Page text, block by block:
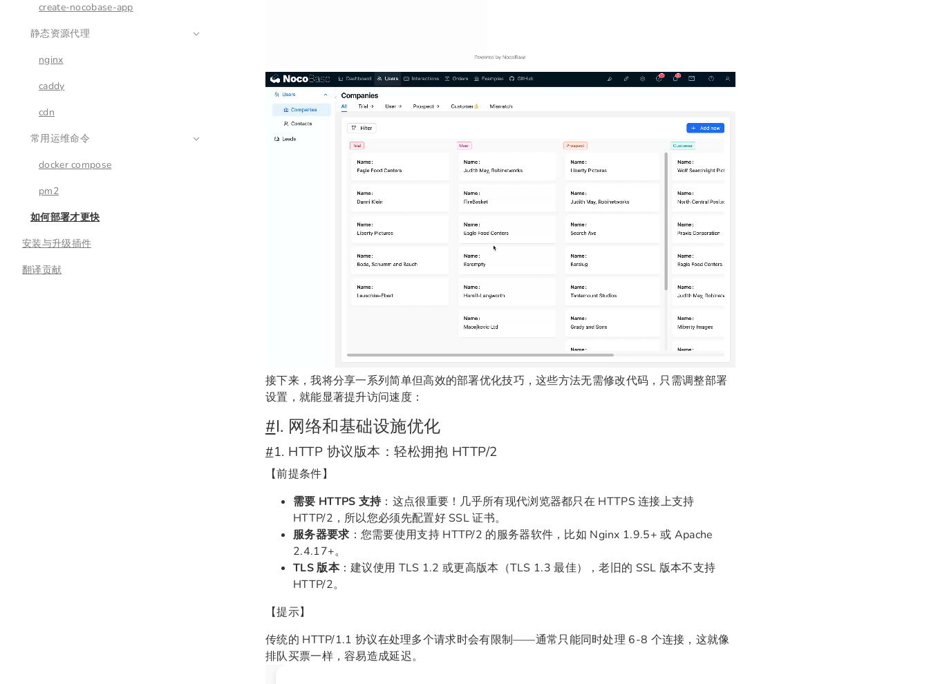
create-nocobase-app
静态资源代理
nginx
caddy
cdn
常用运维命令
docker compose
pm2
如何部署才更快
安装与升级插件
翻译贡献
接下来，我将分享一系列简单但高效的部署优化技巧，这些方法无需修改代码，只需调整部署
设置，就能显著提升访问速度：
#I. 网络和基础设施优化
#1. HTTP 协议版本：轻松拥抱 HTTP/2
【前提条件】
需要 HTTPS 支持：这点很重要！几乎所有现代浏览器都只在 HTTPS 连接上支持
HTTP/2，所以您必须先配置好 SSL 证书。
服务器要求 ：您需要使用支持 HTTP/2 的服务器软件，比如 Nginx 1.9.5+ 或 Apache
2.4.17+。
TLS 版本：建议使用 TLS 1.2 或更高版本（TLS 1.3 最佳），老旧的 SSL 版本不支持
HTTP/2。
【提示】
传统的 HTTP/1.1 协议在处理多个请求时会有限制——通常只能同时处理 6-8 个连接，这就像
排队买票一样，容易造成延迟。